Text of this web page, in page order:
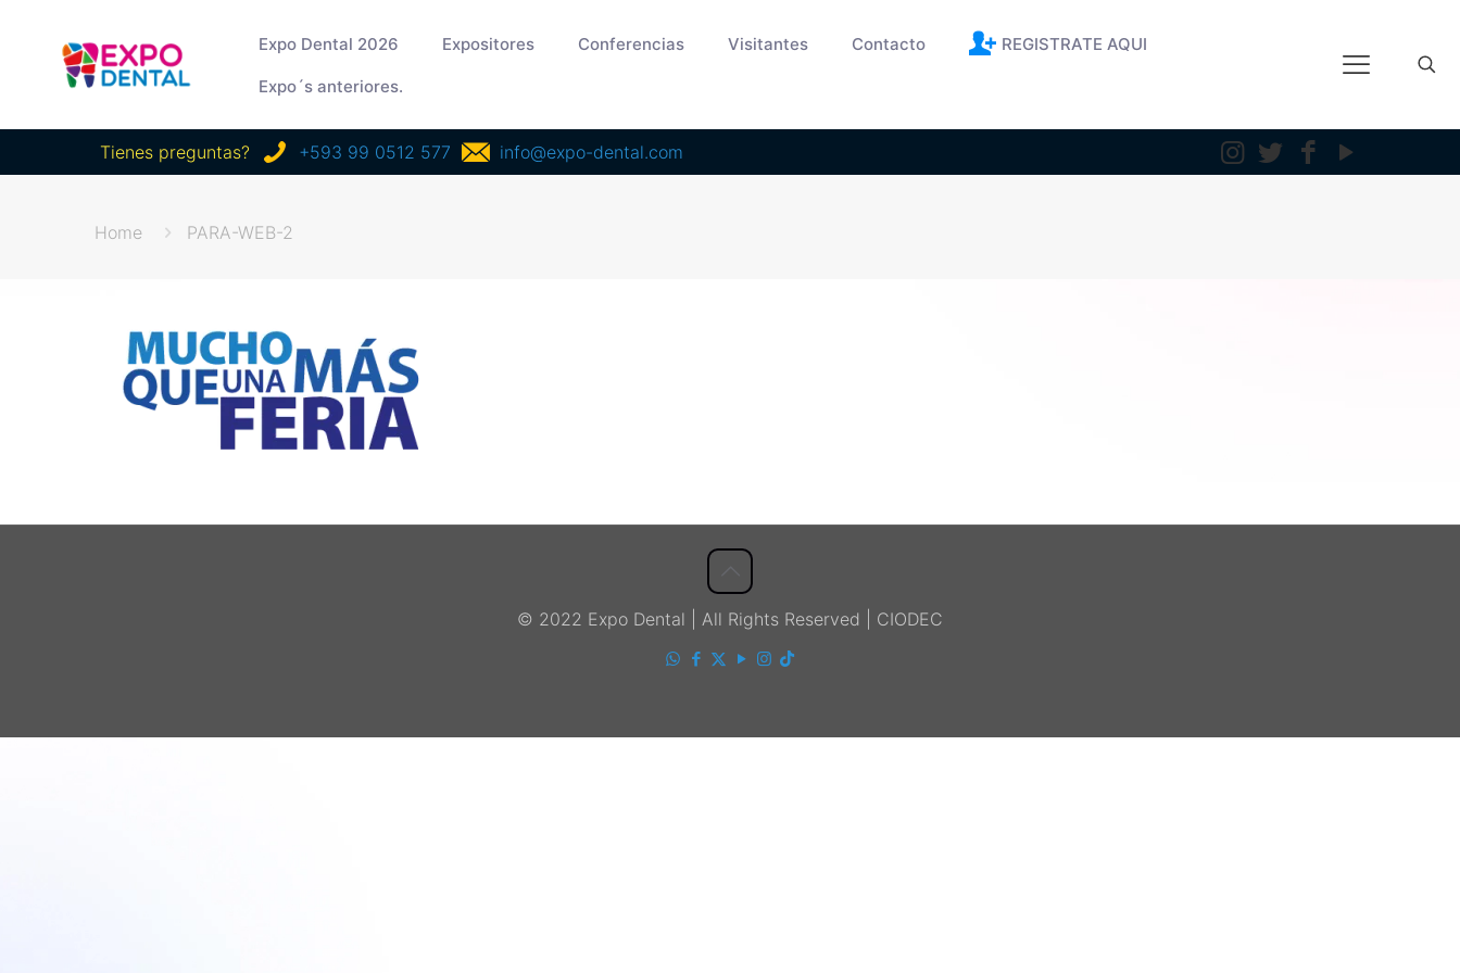
Expo Dental 2026 Expositores Conferencias Visitantes Contacto REGISTRATE AQUI
Expo´s anteriores.
Tienes preguntas? +593 99 0512 577 info@expo-dental.com
Home PARA-WEB-2
© 2022 Expo Dental | All Rights Reserved | CIODEC